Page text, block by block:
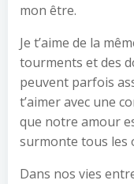
mon être.
Je t’aime de la
tourments et des
peuvent parfois
t’aimer avec une
que notre amour
surmonte tous les
Dans nos vies